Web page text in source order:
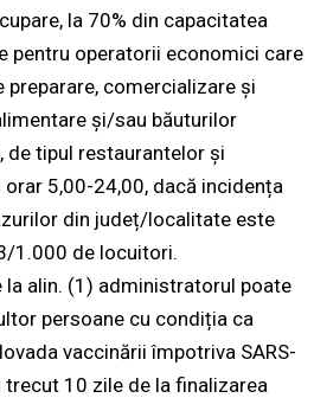
la 70% din capacitatea
pentru operatorii economici care
comercializare și
și/sau băuturilor
de tipul restaurantelor și
5,00-24,00, dacă incidența
din județ/localitate este
1.000 de locuitori.
alin. (1) administratorul poate
persoane cu condiția ca
vaccinării împotriva SARS-
trecut 10 zile de la finalizarea